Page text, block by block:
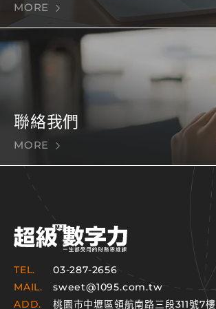
MORE
聯絡我們
MORE
TEL.
03-287-2656
MAIL.
sweet@1095.com.tw
ADD.
桃園市中壢區領航南路三段311號7樓